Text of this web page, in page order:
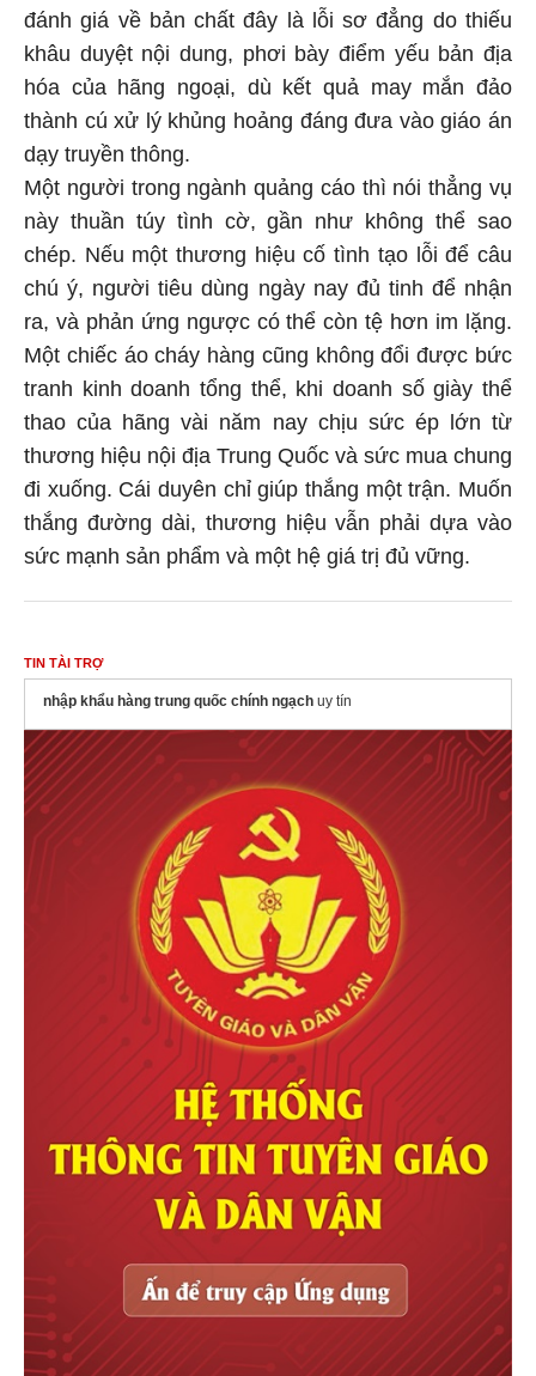
đánh giá về bản chất đây là lỗi sơ đẳng do thiếu
khâu duyệt nội dung, phơi bày điểm yếu bản địa
hóa của hãng ngoại, dù kết quả may mắn đảo
thành cú xử lý khủng hoảng đáng đưa vào giáo án
dạy truyền thông.
Một người trong ngành quảng cáo thì nói thẳng vụ
này thuần túy tình cờ, gần như không thể sao
chép. Nếu một thương hiệu cố tình tạo lỗi để câu
chú ý, người tiêu dùng ngày nay đủ tinh để nhận
ra, và phản ứng ngược có thể còn tệ hơn im lặng.
Một chiếc áo cháy hàng cũng không đổi được bức
tranh kinh doanh tổng thể, khi doanh số giày thể
thao của hãng vài năm nay chịu sức ép lớn từ
thương hiệu nội địa Trung Quốc và sức mua chung
đi xuống. Cái duyên chỉ giúp thắng một trận. Muốn
thắng đường dài, thương hiệu vẫn phải dựa vào
sức mạnh sản phẩm và một hệ giá trị đủ vững.
TIN TÀI TRỢ
nhập khẩu hàng trung quốc chính ngạch uy tín